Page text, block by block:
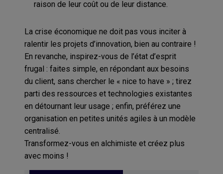
raison de leur coût ou de leur distance.
La crise économique ne doit pas vous inciter à
ralentir les projets d’innovation, bien au contraire !
En revanche, inspirez-vous de l’état d’esprit
frugal : faites simple, en répondant aux besoins
du client, sans chercher le « nice to have » ; tirez
parti des ressources et technologies existantes
en détournant leur usage ; enfin, préférez une
organisation en petites unités agiles à un modèle
centralisé.
Transformez-vous en alchimiste et créez plus
avec moins !